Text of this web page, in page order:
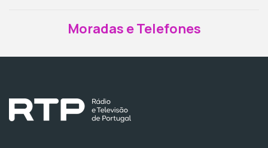
Moradas e Telefones